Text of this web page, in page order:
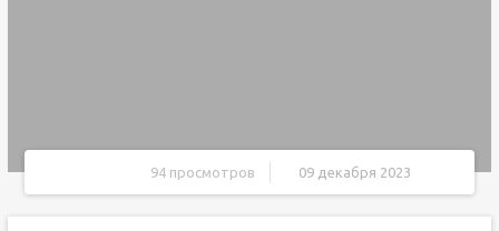
94 просмотров 09 декабря 2023